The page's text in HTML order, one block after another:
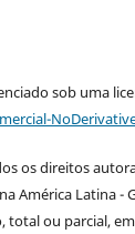
sob uma
os direitos
América Latina -
total ou parcial,